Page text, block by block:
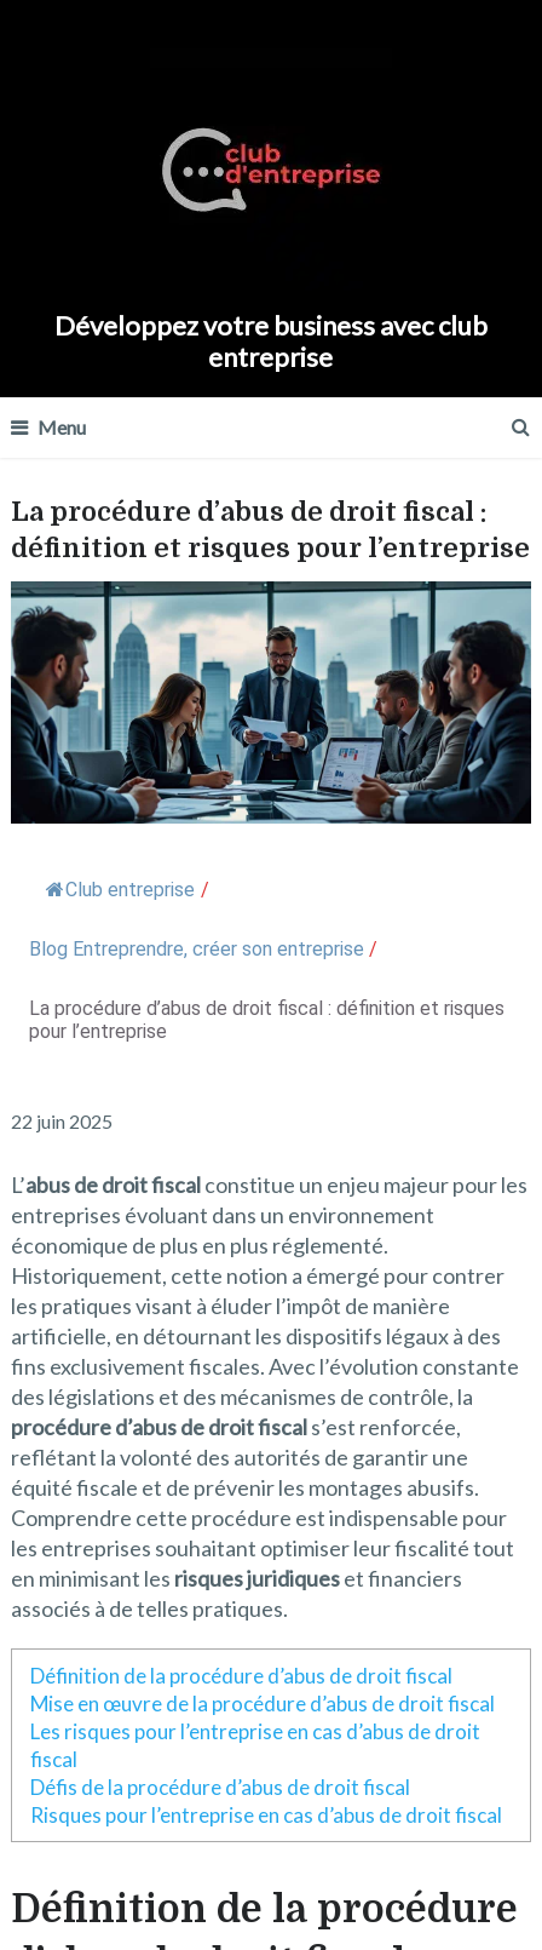
Développez votre business avec club
entreprise
Menu
La procédure d’abus de droit fiscal :
définition et risques pour l’entreprise
Club entreprise /
Blog Entreprendre, créer son entreprise /
La procédure d’abus de droit fiscal : définition et risques
pour l’entreprise
22 juin 2025
L’abus de droit fiscalconstitue un enjeu majeur pour les
entreprises évoluant dans un environnement
économique de plus en plus réglementé.
Historiquement, cette notion a émergé pour contrer
les pratiques visant à éluder l’impôt de manière
artificielle, en détournant les dispositifs légaux à des
fins exclusivement fiscales. Avec l’évolution constante
des législations et des mécanismes de contrôle, la
procédure d’abus de droit fiscals’est renforcée,
reflétant la volonté des autorités de garantir une
équité fiscale et de prévenir les montages abusifs.
Comprendre cette procédure est indispensable pour
les entreprises souhaitant optimiser leur fiscalité tout
en minimisant les risques juridiqueset financiers
associés à de telles pratiques.
Définition de la procédure d’abus de droit fiscal
Mise en œuvre de la procédure d’abus de droit fiscal
Les risques pour l’entreprise en cas d’abus de droit
fiscal
Défis de la procédure d’abus de droit fiscal
Risques pour l’entreprise en cas d’abus de droit fiscal
Définition de la procédure